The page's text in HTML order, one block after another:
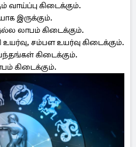
வாய்ப்பு கிடைக்கும்.
இருக்கும்.
லாபம் கிடைக்கும்.
உயர்வு, சம்பள உயர்வு கிடைக்கும்.
கிடைக்கும்.
கிடைக்கும்.